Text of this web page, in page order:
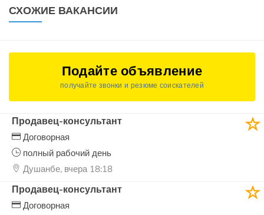
СХОЖИЕ ВАКАНСИИ
Подайте объявление
получайте звонки и резюме соискателей
Продавец-консультант
Договорная
полный рабочий день
Душанбе, вчера 18:18
Продавец-консультант
Договорная